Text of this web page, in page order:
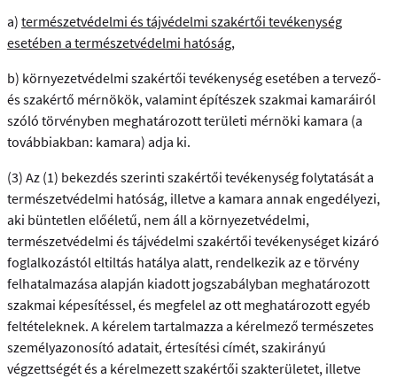
a) természetvédelmi és tájvédelmi szakértői tevékenység
esetében a természetvédelmi hatóság,
b) környezetvédelmi szakértői tevékenység esetében a tervező-
és szakértő mérnökök, valamint építészek szakmai kamaráiról
szóló törvényben meghatározott területi mérnöki kamara (a
továbbiakban: kamara) adja ki.
(3) Az (1) bekezdés szerinti szakértői tevékenység folytatását a
természetvédelmi hatóság, illetve a kamara annak engedélyezi,
aki büntetlen előéletű, nem áll a környezetvédelmi,
természetvédelmi és tájvédelmi szakértői tevékenységet kizáró
foglalkozástól eltiltás hatálya alatt, rendelkezik az e törvény
felhatalmazása alapján kiadott jogszabályban meghatározott
szakmai képesítéssel, és megfelel az ott meghatározott egyéb
feltételeknek. A kérelem tartalmazza a kérelmező természetes
személyazonosító adatait, értesítési címét, szakirányú
végzettségét és a kérelmezett szakértői szakterületet, illetve